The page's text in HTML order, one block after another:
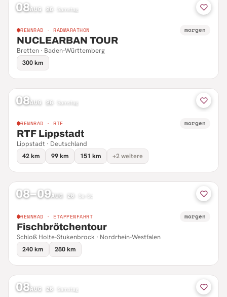
08AUG 26 Samstag
RENNRAD · RADMARATHON morgen
NUCLEARBAN TOUR
Bretten · Baden-Württemberg
300 km
08AUG 26 Samstag
RENNRAD · RTF morgen
RTF Lippstadt
Lippstadt · Deutschland
42 km
99 km 151 km +2 weitere
08–09AUG 26 Sa–So
RENNRAD · ETAPPENFAHRT morgen
Fischbrötchentour
Schloß Holte-Stukenbrock · Nordrhein-Westfalen
240 km
280 km
08AUG 26 Samstag